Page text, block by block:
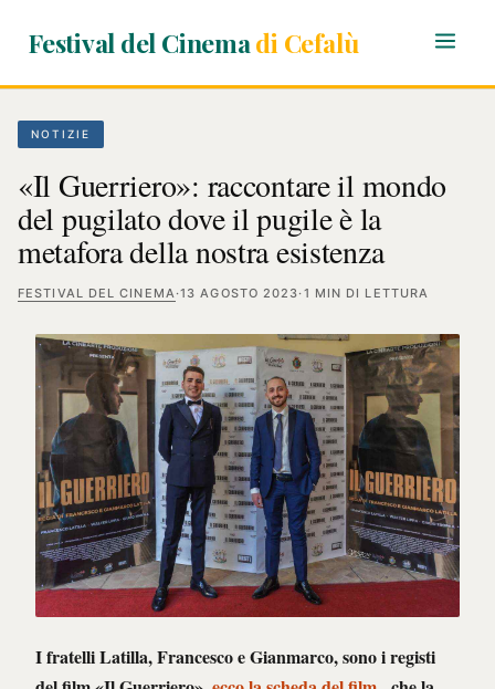
Festival del Cinemadi Cefalù
NOTIZIE
«Il Guerriero»: raccontare il mondo
del pugilato dove il pugile è la
metafora della nostra esistenza
FESTIVAL DEL CINEMA·13 AGOSTO 2023·1 MIN DI LETTURA
I fratelli Latilla, Francesco e Gianmarco, sono i registi